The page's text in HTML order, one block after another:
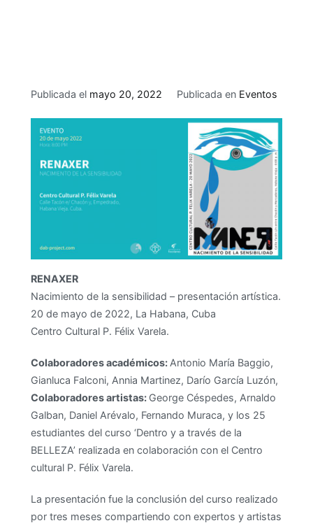
Publicada el mayo 20, 2022 Publicada en Eventos
RENAXER
Nacimiento de la sensibilidad – presentación artística.
20 de mayo de 2022, La Habana, Cuba
Centro Cultural P. Félix Varela.
Colaboradores académicos: Antonio María Baggio,
Gianluca Falconi, Annia Martinez, Darío García Luzón,
Colaboradores artistas: George Céspedes, Arnaldo
Galban, Daniel Arévalo, Fernando Muraca, y los 25
estudiantes del curso ‘Dentro y a través de la
BELLEZA’ realizada en colaboración con el Centro
cultural P. Félix Varela.
La presentación fue la conclusión del curso realizado
por tres meses compartiendo con expertos y artistas